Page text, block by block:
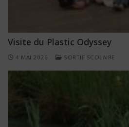
Visite du Plastic Odyssey
4 MAI 2026 SORTIE SCOLAIRE